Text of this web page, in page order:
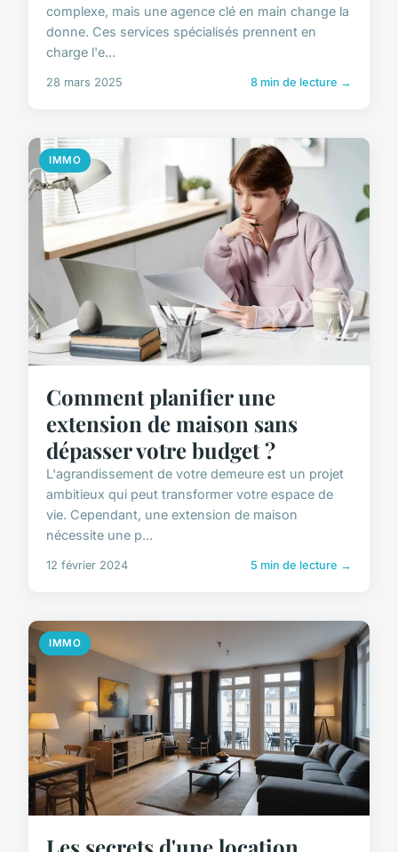
complexe, mais une agence clé en main change la
donne. Ces services spécialisés prennent en
charge l'e...
28 mars 2025 8 min de lecture →
IMMO
Comment planifier une
extension de maison sans
dépasser votre budget ?
L'agrandissement de votre demeure est un projet
ambitieux qui peut transformer votre espace de
vie. Cependant, une extension de maison
nécessite une p...
12 février 2024 5 min de lecture →
IMMO